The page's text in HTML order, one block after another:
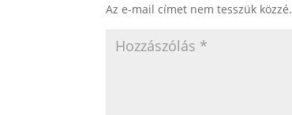
Az e-mail címet nem tesszük közzé.